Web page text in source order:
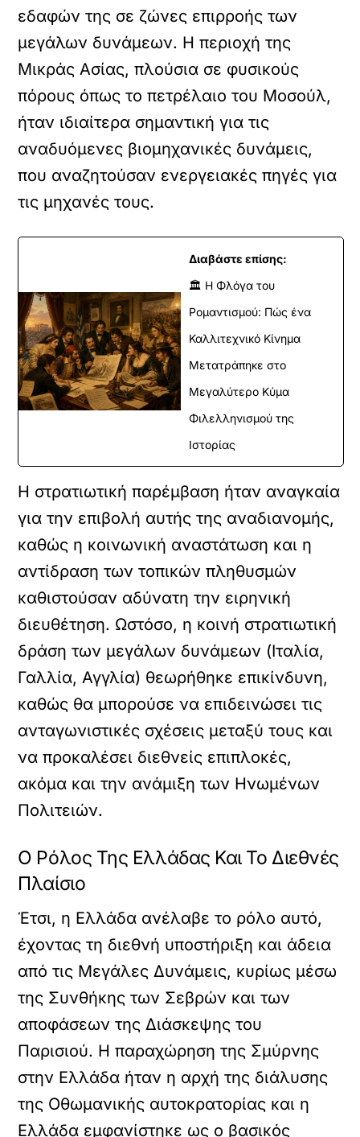
εδαφών της σε ζώνες επιρροής των
μεγάλων δυνάμεων. Η περιοχή της
Μικράς Ασίας, πλούσια σε φυσικούς
πόρους όπως το πετρέλαιο του Μοσούλ,
ήταν ιδιαίτερα σημαντική για τις
αναδυόμενες βιομηχανικές δυνάμεις,
που αναζητούσαν ενεργειακές πηγές για
τις μηχανές τους.
Διαβάστε επίσης:
🏛️ Η Φλόγα του
Ρομαντισμού: Πώς ένα
Καλλιτεχνικό Κίνημα
Μετατράπηκε στο
Μεγαλύτερο Κύμα
Φιλελληνισμού της
Ιστορίας
Η στρατιωτική παρέμβαση ήταν αναγκαία
για την επιβολή αυτής της αναδιανομής,
καθώς η κοινωνική αναστάτωση και η
αντίδραση των τοπικών πληθυσμών
καθιστούσαν αδύνατη την ειρηνική
διευθέτηση. Ωστόσο, η κοινή στρατιωτική
δράση των μεγάλων δυνάμεων (Ιταλία,
Γαλλία, Αγγλία) θεωρήθηκε επικίνδυνη,
καθώς θα μπορούσε να επιδεινώσει τις
ανταγωνιστικές σχέσεις μεταξύ τους και
να προκαλέσει διεθνείς επιπλοκές,
ακόμα και την ανάμιξη των Ηνωμένων
Πολιτειών.
Ο Ρόλος Της Ελλάδας Και Το Διεθνές
Πλαίσιο
Έτσι, η Ελλάδα ανέλαβε το ρόλο αυτό,
έχοντας τη διεθνή υποστήριξη και άδεια
από τις Μεγάλες Δυνάμεις, κυρίως μέσω
της Συνθήκης των Σεβρών και των
αποφάσεων της Διάσκεψης του
Παρισιού. Η παραχώρηση της Σμύρνης
στην Ελλάδα ήταν η αρχή της διάλυσης
της Οθωμανικής αυτοκρατορίας και η
Ελλάδα εμφανίστηκε ως ο βασικός